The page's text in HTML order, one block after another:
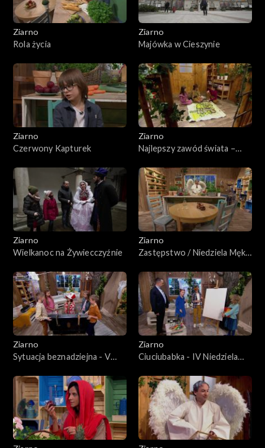
Ziarno
Rola życia
Ziarno
Majówka w Cieszynie
Ziarno
Czerwony Kapturek
Ziarno
Najlepszy zawód świata –
Bożego
Ziarno
Wielkanoc na Żywiecczyźnie
Ziarno
Zastępstwo / Niedziela Męki
Ziarno
Sytuacja beznadziejna - V
Ziarno
Ciuciubabka - IV Niedziela